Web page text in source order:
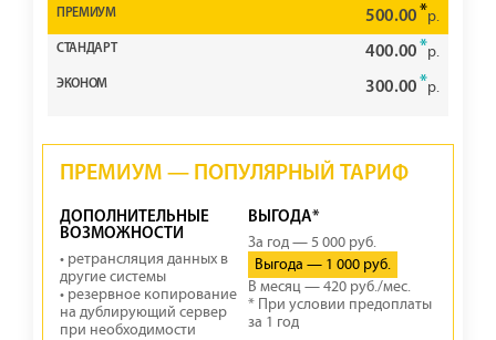
500.00*р.
400.00*р.
300.00*р.
ПРЕМИУМ — ПОПУЛЯРНЫЙ ТАРИФ
ДОПОЛНИТЕЛЬНЫЕ
ВОЗМОЖНОСТИ
• ретрансляция данных в
другие системы
• резервное копирование
на дублирующий сервер
при необходимости
ВЫГОДА*
За год — 5 000 руб.
Выгода — 1 000 руб.
В месяц — 420 руб./мес.
* При условии предоплаты
за 1 год